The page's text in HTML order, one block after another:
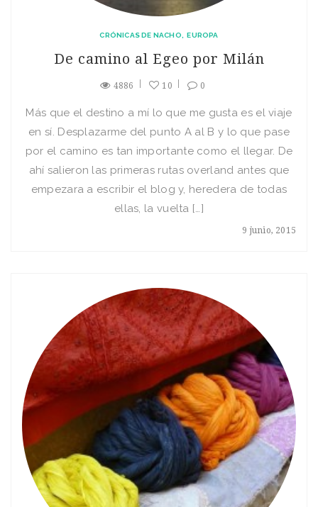
CRÓNICAS DE NACHO EUROPA
De camino al Egeo por Milán
4886 10 0
9 junio, 2015
Más que el destino a mí lo que me gusta es el viaje
en sí. Desplazarme del punto A al B y lo que pase
por el camino es tan importante como el llegar. De
ahí salieron las primeras rutas overland antes que
empezara a escribir el blog y, heredera de todas
ellas, la vuelta […]